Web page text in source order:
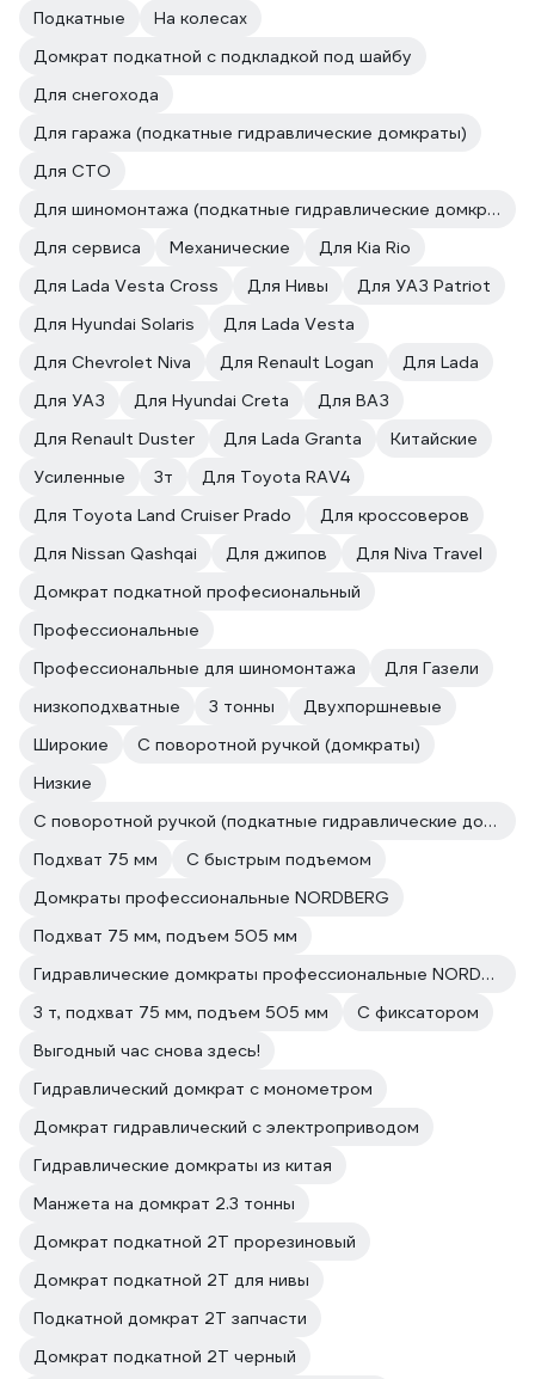
Подкатные
На колесах
Домкрат подкатной с подкладкой под шайбу
Для снегохода
Для гаража (подкатные гидравлические домкраты)
Для СТО
Для шиномонтажа (подкатные гидравлические домкраты)
Для сервиса
Механические
Для Kia Rio
Для Lada Vesta Cross
Для Нивы
Для УАЗ Patriot
Для Hyundai Solaris
Для Lada Vesta
Для Chevrolet Niva
Для Renault Logan
Для Lada
Для УАЗ
Для Hyundai Creta
Для ВАЗ
Для Renault Duster
Для Lada Granta
Китайские
Усиленные
3т
Для Toyota RAV4
Для Toyota Land Cruiser Prado
Для кроссоверов
Для Nissan Qashqai
Для джипов
Для Niva Travel
Домкрат подкатной професиональный
Профессиональные
Профессиональные для шиномонтажа
Для Газели
низкоподхватные
3 тонны
Двухпоршневые
Широкие
С поворотной ручкой (домкраты)
Низкие
С поворотной ручкой (подкатные гидравлические домкраты)
Подхват 75 мм
С быстрым подъемом
Домкраты профессиональные NORDBERG
Подхват 75 мм, подъем 505 мм
Гидравлические домкраты профессиональные NORDBERG
3 т, подхват 75 мм, подъем 505 мм
С фиксатором
Выгодный час снова здесь!
Гидравлический домкрат с монометром
Домкрат гидравлический с электроприводом
Гидравлические домкраты из китая
Манжета на домкрат 2.3 тонны
Домкрат подкатной 2Т прорезиновый
Домкрат подкатной 2Т для нивы
Подкатной домкрат 2Т запчасти
Домкрат подкатной 2Т черный